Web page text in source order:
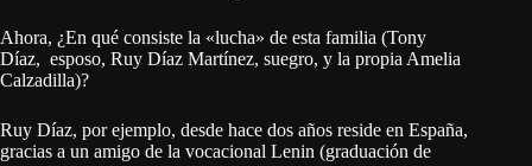
Ahora, ¿En qué consiste la «lucha» de esta familia (Tony
Díaz, esposo, Ruy Díaz Martínez, suegro, y la propia Amelia
Calzadilla)?
Ruy Díaz, por ejemplo, desde hace dos años reside en España,
gracias a un amigo de la vocacional Lenin (graduación de